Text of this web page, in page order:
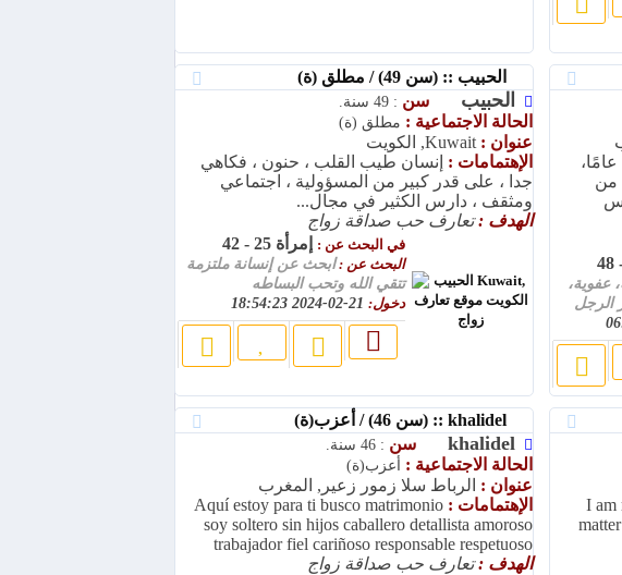
الحبيب :: (سن 49) / مطلق (ة)
الحبيب سن : 49 سنة.
الحالة الاجتماعية : مطلق (ة)
عنوان : Kuwait, الكويت
الإهتمامات : إنسان طيب القلب ، حنون ، فكاهي
جدا ، على قدر كبير من المسؤولية ، اجتماعي
ومثقف ، دارس الكثير في مجال...
الهدف :تعارف حب صداقة زواج
في البحث عن : إمرأة 25 - 42
البحث عن :ابحث عن إنسانة ملتزمة
تتقي الله وتحب البساطه
دخول:
صباح الخير، اسمي كريم، 51 عامًا،
من
عفوية،
الرجل
khalidel سن : 46 سنة.
الحالة الاجتماعية : أعزب(ة)
عنوان : الرباط سلا زمور زعير, المغرب
الإهتمامات : Aquí estoy para ti busco matrimonio
soy soltero sin hijos caballero detallista amoroso
trabajador fiel cariñoso responsable respetuoso
الهدف :تعارف حب صداقة زواج
I am